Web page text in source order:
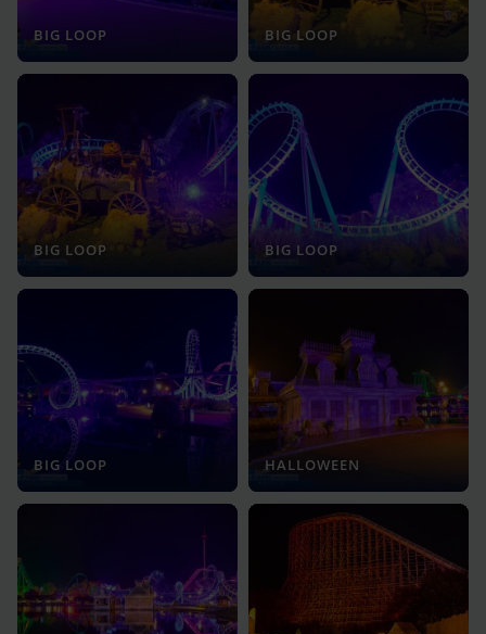
BIG LOOP BIG LOOP
BIG LOOP BIG LOOP
BIG LOOP HALLOWEEN